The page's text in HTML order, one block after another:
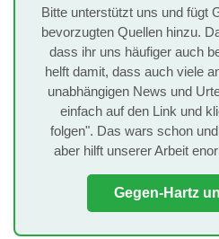
Bitte unterstützt uns und fügt
bevorzugten Quellen hinzu.
dass ihr uns häufiger auch
helft damit, dass auch viele
unabhängigen News und
einfach auf den Link und
folgen". Das wars schon
aber hilft unserer Arbeit
Gegen-Hartz